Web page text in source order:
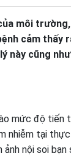
môi
cảm thấy
này cũng
mức độ tiến
nhiễm tại
nội soi bạn